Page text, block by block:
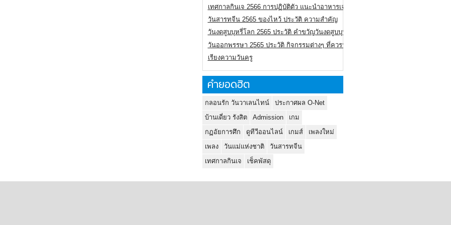
เทศกาลกินเจ 2566 การปฏิบัติตัว แนะนำอาหารเจ
วันสารทจีน 2565 ของไหว้ ประวัติ ความสำคัญ
วันงดสูบบุหรี่โลก 2565 ประวัติ คำขวัญวันงดสูบบุหรี่โลก
วันออกพรรษา 2565 ประวัติ กิจกรรมต่างๆ ที่ควรปฏิบัติ
เรียงความวันครู
คำยอดฮิต
กลอนรัก วันวาเลนไทน์
ประกาศผล O-Net
บ้านเดี่ยว รังสิต
Admission
เกม
กฏอัยการศึก
ดูทีวีออนไลน์ เกมส์
เพลงใหม่
เพลง
วันแม่แห่งชาติ
วันสารทจีน
เทศกาลกินเจ
เช็คพัสดุ